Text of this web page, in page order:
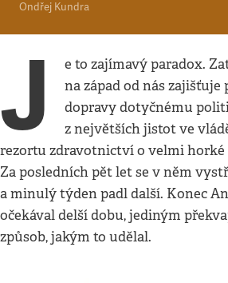
Ondřej Kundra
J
e to zajímavý paradox.
na západ od nás
dopravy dotyčnému
z největších jistot ve
rezortu zdravotnictví o velmi horké
Za posledních pět let se v něm
a minulý týden padl další. Konec
očekával delší dobu, jediným
způsob, jakým to udělal.